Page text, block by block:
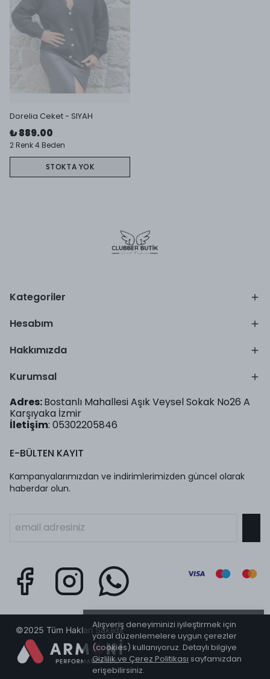
Alışveriş deneyiminizi iyileştirmek için
yasal düzenlemelere uygun çerezler
(cookies) kullanıyoruz. Detaylı bilgiye
Gizlilik ve Çerez Politikası sayfamızdan
erişebilirsiniz.
Dorelia Ceket - SIYAH
₺ 889.00
2 Renk 4 Beden
STOKTA YOK
Kategoriler
Hesabım
Hakkımızda
Kurumsal
Adres:Bostanlı Mahallesi Aşık Veysel Sokak No26 A
Karşıyaka İzmir
İletişim: 05302205846
E-BÜLTEN KAYIT
Kampanyalarımızdan ve indirimlerimizden güncel olarak
haberdar olun.
©2025 Tüm Hakları Saklıdır